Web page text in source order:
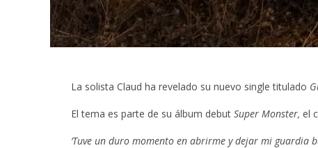
La solista Claud ha revelado su nuevo single titulado
El tema es parte de su álbum debut Super Monster, el
‘Tuve un duro momento en abrirme y dejar mi guardia